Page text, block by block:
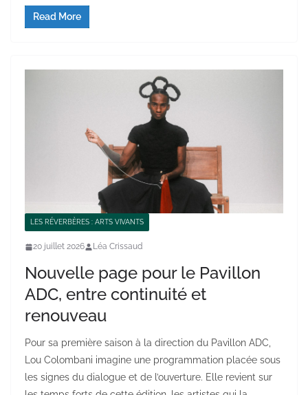
Read More
LES RÉVERBÈRES : ARTS VIVANTS
20 juillet 2026 Léa Crissaud
Nouvelle page pour le Pavillon
ADC, entre continuité et
renouveau
Pour sa première saison à la direction du Pavillon ADC,
Lou Colombani imagine une programmation placée sous
les signes du dialogue et de l’ouverture. Elle revient sur